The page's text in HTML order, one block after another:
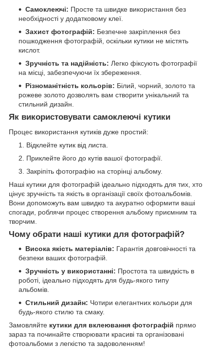
Самоклеючі: Просте та швидке використання без
необхідності у додатковому клеї.
Захист фотографій: Безпечне закріплення без
пошкодження фотографій, оскільки кутики не містять
кислот.
Зручність та надійність: Легко фіксують фотографії
на місці, забезпечуючи їх збереження.
Різноманітність кольорів: Білий, чорний, золото та
рожеве золото дозволять вам створити унікальний та
стильний дизайн.
Як використовувати самоклеючі кутики
Процес використання кутиків дуже простий:
Відклейте кутик від листа.
Приклейте його до кутів вашої фотографії.
Закріпіть фотографію на сторінці альбому.
Наші кутики для фотографій ідеально підходять для тих, хто
цінує зручність та якість в організації своїх фотоальбомів.
Вони допоможуть вам швидко та акуратно оформити ваші
спогади, роблячи процес створення альбому приємним та
творчим.
Чому обрати наші кутики для фотографій?
Висока якість матеріалів: Гарантія довговічності та
безпеки ваших фотографій.
Зручність у використанні: Простота та швидкість в
роботі, ідеально підходять для будь-якого типу
альбомів.
Стильний дизайн: Чотири елегантних кольори для
будь-якого стилю та смаку.
Замовляйте кутики для вклеювання фотографій прямо
зараз та починайте створювати красиві та організовані
фотоальбоми з легкістю та задоволенням!